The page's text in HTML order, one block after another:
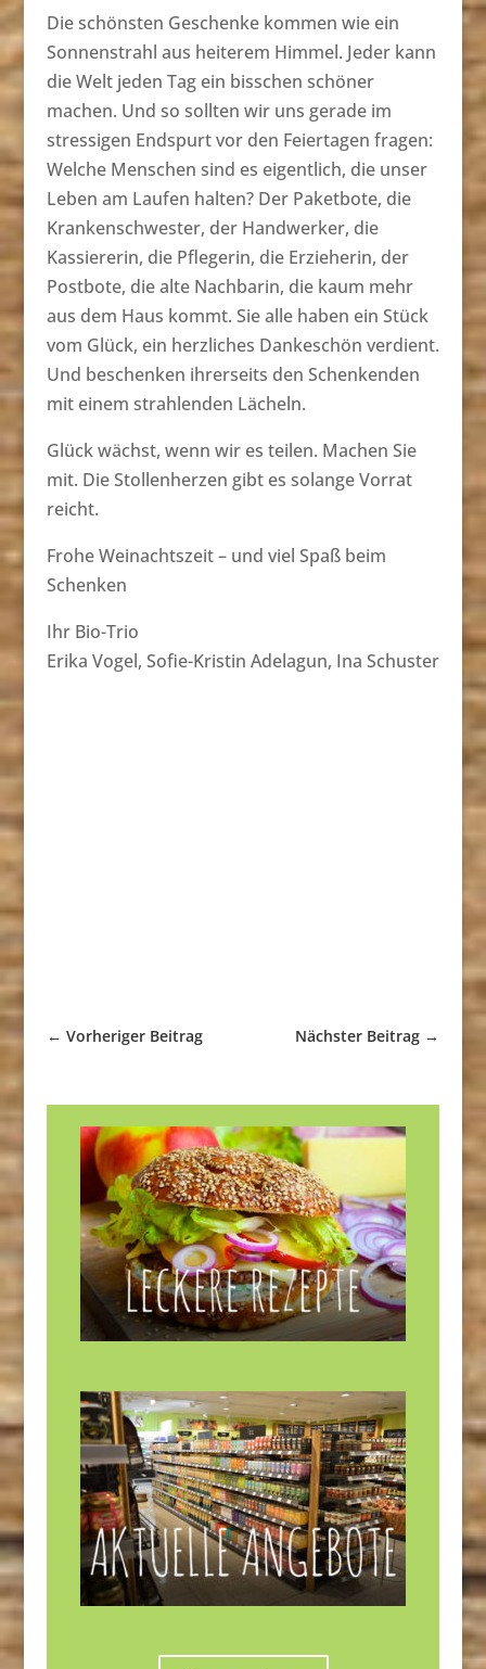
Die schönsten Geschenke kommen wie ein
Sonnenstrahl aus heiterem Himmel. Jeder kann
die Welt jeden Tag ein bisschen schöner
machen. Und so sollten wir uns gerade im
stressigen Endspurt vor den Feiertagen fragen:
Welche Menschen sind es eigentlich, die unser
Leben am Laufen halten? Der Paketbote, die
Krankenschwester, der Handwerker, die
Kassiererin, die Pflegerin, die Erzieherin, der
Postbote, die alte Nachbarin, die kaum mehr
aus dem Haus kommt. Sie alle haben ein Stück
vom Glück, ein herzliches Dankeschön verdient.
Und beschenken ihrerseits den Schenkenden
mit einem strahlenden Lächeln.
Glück wächst, wenn wir es teilen. Machen Sie
mit. Die Stollenherzen gibt es solange Vorrat
reicht.
Frohe Weinachtszeit – und viel Spaß beim
Schenken
Ihr Bio-Trio
Erika Vogel, Sofie-Kristin Adelagun, Ina Schuster
← Vorheriger Beitrag Nächster Beitrag →